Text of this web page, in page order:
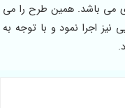
6 متری، 1در1.5 و فرش 4 متری می باشد. همین طرح را می
های 1200 شانه چاپی نیز اجرا نمود و با توجه به